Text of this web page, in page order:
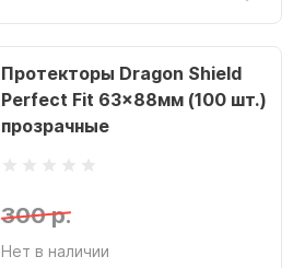
Протекторы Dragon Shield
Perfect Fit 63x88мм (100 шт.)
прозрачные
300 р.
Нет в наличии